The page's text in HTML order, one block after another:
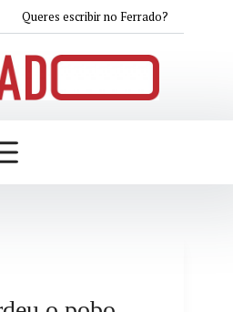
Queres escribir no Ferrado?